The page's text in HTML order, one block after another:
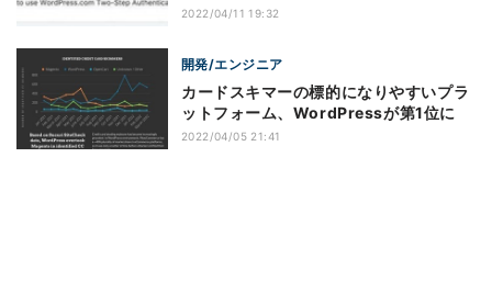
2022/04/11 19:32
開発/エンジニア
カードスキマーの標的になりやすいプラ
ットフォーム、WordPressが第1位に
2022/04/05 21:41